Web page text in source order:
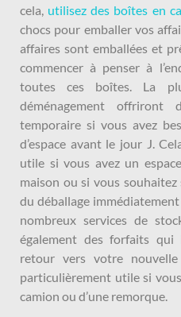
cela, utilisez des boîtes en
chocs pour emballer vos
affaires sont emballées et
commencer à penser à
toutes ces boîtes. La
déménagement offriront
temporaire si vous avez
d’espace avant le jour J.
utile si vous avez un
maison ou si vous
du déballage
nombreux services de
également des forfaits
retour vers votre
particulièrement utile si
camion ou d’une remorque.